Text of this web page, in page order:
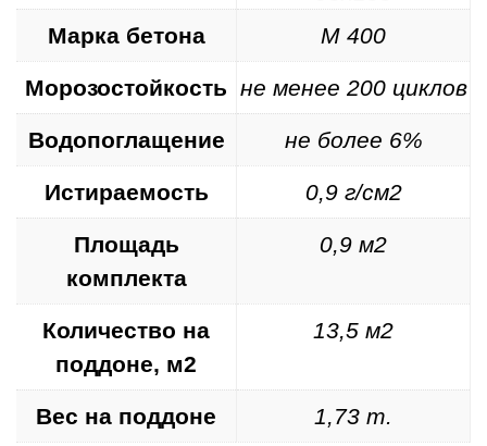
Марка бетона
М 400
Морозостойкость не менее 200 циклов
Водопоглащение не более 6%
Истираемость 0,9 г/см2
Площадь
комплекта
0,9 м2
Количество на
поддоне, м2
13,5 м2
Вес на поддоне 1,73 т.